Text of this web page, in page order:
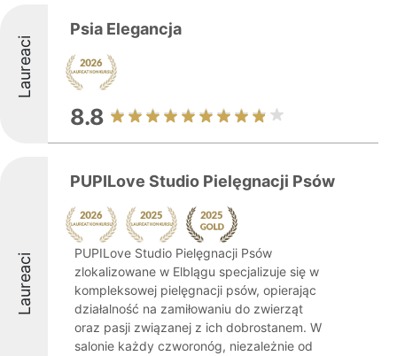
Laureaci
Psia Elegancja
8.8
Laureaci
PUPILove Studio Pielęgnacji Psów
PUPILove Studio Pielęgnacji Psów
zlokalizowane w Elblągu specjalizuje się w
kompleksowej pielęgnacji psów, opierając
działalność na zamiłowaniu do zwierząt
oraz pasji związanej z ich dobrostanem. W
salonie każdy czworonóg, niezależnie od